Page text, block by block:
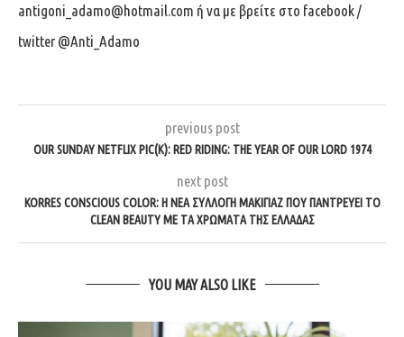
antigoni_adamo@hotmail.com ή να με βρείτε στο facebook /
twitter @Anti_Adamo
previous post
OUR SUNDAY NETFLIX PIC(K): RED RIDING: THE YEAR OF OUR LORD 1974
next post
KORRES CONSCIOUS COLOR: Η ΝΈΑ ΣΥΛΛΟΓΉ ΜΑΚΙΓΙΆΖ ΠΟΥ ΠΑΝΤΡΕΎΕΙ ΤΟ
CLEAN BEAUTY ΜΕ ΤΑ ΧΡΏΜΑΤΑ ΤΗΣ ΕΛΛΆΔΑΣ
YOU MAY ALSO LIKE